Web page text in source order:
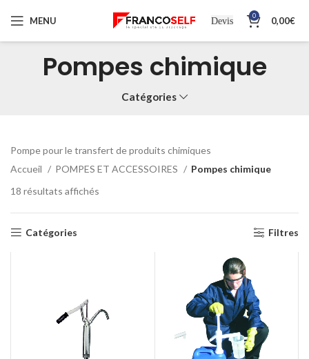
MENU Devis 0 0,00€
Pompes chimique
Catégories
Pompe pour le transfert de produits chimiques
Accueil
POMPES ET ACCESSOIRES
Pompes chimique
18 résultats affichés
Catégories Filtres